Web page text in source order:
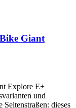
Giant
Explore E+
und
dieses